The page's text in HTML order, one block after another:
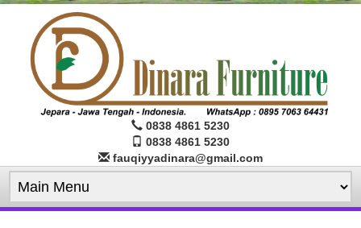
0838 4861 5230
0838 4861 5230
fauqiyyadinara@gmail.com